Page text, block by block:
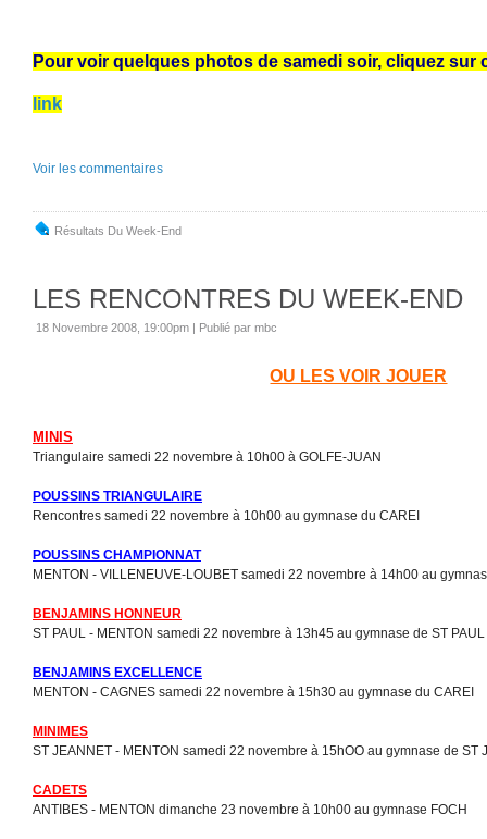
Pour voir quelques photos de samedi soir, cliquez sur
link
Voir les commentaires
Résultats Du Week-End
LES RENCONTRES DU WEEK-END
18 Novembre 2008, 19:00pm | Publié par mbc
OU LES VOIR JOUER
MINIS
Triangulaire samedi 22 novembre à 10h00 à GOLFE-JUAN
POUSSINS TRIANGULAIRE
Rencontres samedi 22 novembre à 10h00 au gymnase du CAREI
POUSSINS CHAMPIONNAT
MENTON - VILLENEUVE-LOUBET samedi 22 novembre à 14h00 au
BENJAMINS HONNEUR
ST PAUL - MENTON samedi 22 novembre à 13h45 au gymnase de ST PAUL
BENJAMINS EXCELLENCE
MENTON - CAGNES samedi 22 novembre à 15h30 au gymnase du CAREI
MINIMES
ST JEANNET - MENTON samedi 22 novembre à 15hOO au gymnase de ST
CADETS
ANTIBES - MENTON dimanche 23 novembre à 10h00 au gymnase FOCH